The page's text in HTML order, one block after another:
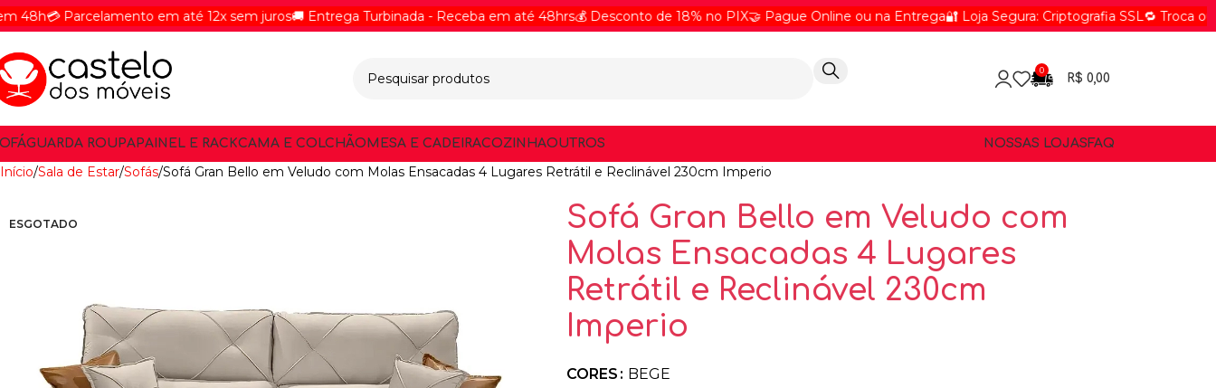
em até 12x sem juros 🚚 Entrega Turbinada - Receba em até 48hrs 💰 Desconto de 18% no PIX🤝 Pague Online ou na Entrega🔐 Loja Segura: Criptografia SSL🔁 Troca ou
0
R$ 0,00
GUARDA ROUPA PAINEL E RACKCAMA E COLCHÃO MESA E CADEIRACOZINHAOUTROS NOSSAS LOJAS FAQ
Início Sala de Estar Sofás Sofá Gran Bello em Veludo com Molas Ensacadas 4 Lugares Retrátil e Reclinável 230cm Imperio
ESGOTADO
Sofá Gran Bello em Veludo com
Molas Ensacadas 4 Lugares
Retrátil e Reclinável 230cm
Imperio
CORES BEGE